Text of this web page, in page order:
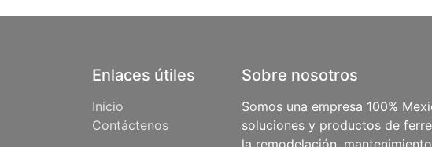
Enlaces útiles
Inicio
Contáctenos
Sobre nosotros
Somos una empresa 100%
soluciones y productos de
la remodelación,